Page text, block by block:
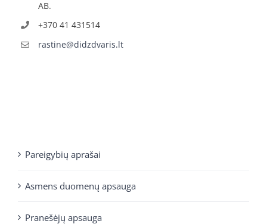
AB.
+370 41 431514
rastine@didzdvaris.lt
Pareigybių aprašai
Asmens duomenų apsauga
Pranešėjų apsauga